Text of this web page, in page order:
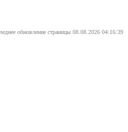
обновление страницы 08.08.2026 04:16:39